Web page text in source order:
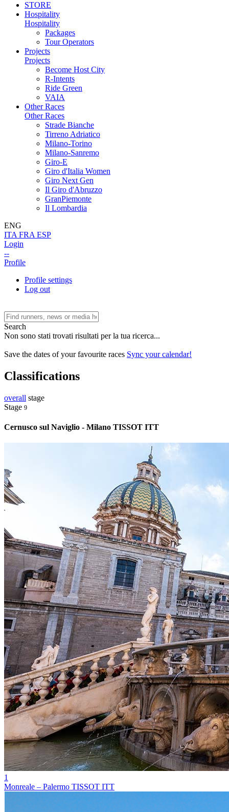
STORE
Hospitality
Hospitality
Packages
Tour Operators
Projects
Projects
Become Host City
R-Intents
Ride Green
VAIA
Other Races
Other Races
Strade Bianche
Tirreno Adriatico
Milano-Torino
Milano-Sanremo
Giro-E
Giro d'Italia Women
Giro Next Gen
Il Giro d'Abruzzo
GranPiemonte
Il Lombardia
ENG
ITA FRA ESP
Login
--
Profile
Profile settings
Log out
Search
Non sono stati trovati risultati per la tua ricerca...
Save the dates of your favourite races Sync your calendar!
Classifications
overall stage
Stage 9
Cernusco sul Naviglio - Milano TISSOT ITT
1
Monreale – Palermo TISSOT ITT